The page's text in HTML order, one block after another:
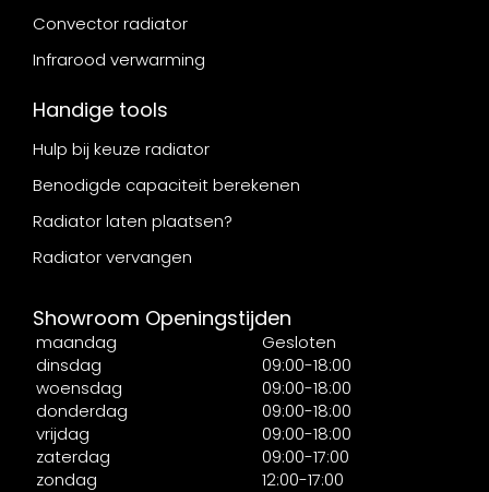
Convector radiator
Infrarood verwarming
Handige tools
Hulp bij keuze radiator
Benodigde capaciteit berekenen
Radiator laten plaatsen?
Radiator vervangen
Showroom Openingstijden
maandag
Gesloten
dinsdag
09:00-18:00
woensdag
09:00-18:00
donderdag
09:00-18:00
vrijdag
09:00-18:00
zaterdag
09:00-17:00
zondag
12:00-17:00